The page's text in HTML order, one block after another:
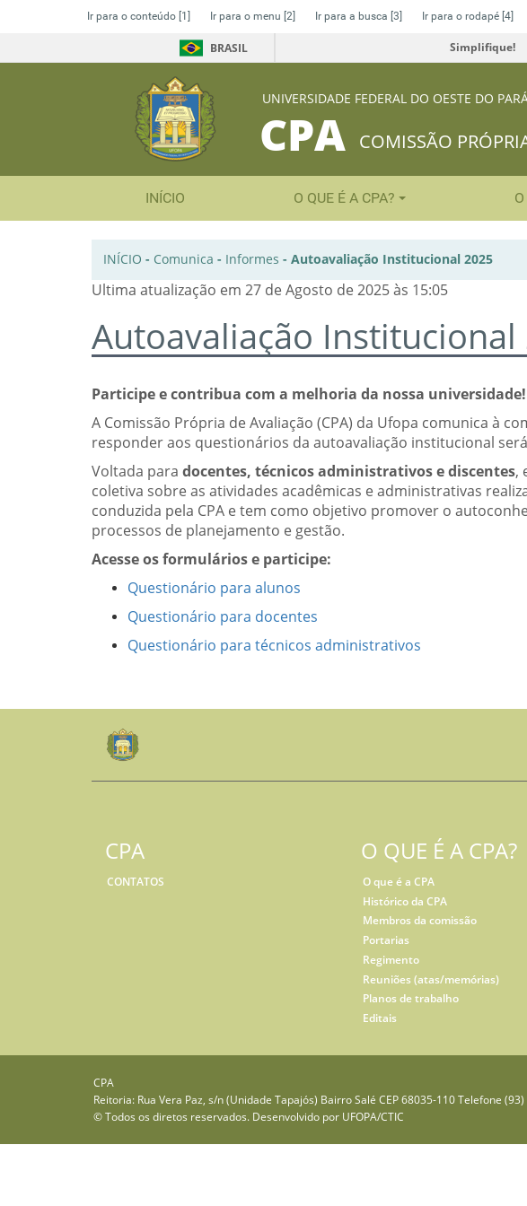
Ir para o conteúdo [1] Ir para o menu [2] Ir para a busca [3] Ir para o rodapé [4]
BRASIL Simplifique!
UNIVERSIDADE FEDERAL DO OESTE DO
CPA COMISSÃO
INÍCIO O QUE É A CPA?
INÍCIO - Comunica - Informes - Autoavaliação Institucional 2025
Ultima atualização em 27 de Agosto de 2025 às 15:05
Autoavaliação Institucional
Participe e contribua com a melhoria da nossa universidade!
A Comissão Própria de Avaliação (CPA) da Ufopa comunica à
responder aos questionários da autoavaliação institucional
Voltada para docentes, técnicos administrativos e discentes,
coletiva sobre as atividades acadêmicas e administrativas
conduzida pela CPA e tem como objetivo promover o
processos de planejamento e gestão.
Acesse os formulários e participe:
Questionário para alunos
Questionário para docentes
Questionário para técnicos administrativos
CPA
CONTATOS
O QUE É A CPA?
O que é a CPA
Histórico da CPA
Membros da comissão
Portarias
Regimento
Reuniões (atas/memórias)
Planos de trabalho
Editais
CPA
Reitoria: Rua Vera Paz, s/n (Unidade Tapajós) Bairro Salé CEP 68035-110 Telefone
© Todos os diretos reservados. Desenvolvido por UFOPA/CTIC